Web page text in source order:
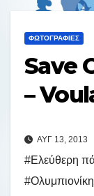
ΦΩΤΟΓΡΑΦΊΕΣ
Save
–
ΑΥΓ 13, 2013
#Ελεύθερη